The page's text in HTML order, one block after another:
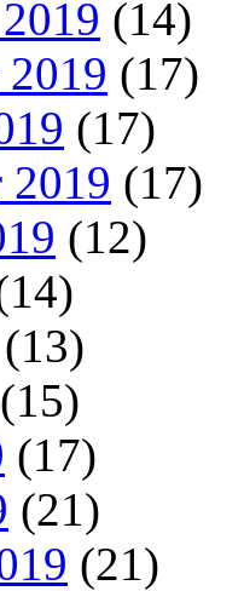
(14)
(17)
(17)
2019 (17)
(12)
(13)
(15)
(17)
(21)
(21)